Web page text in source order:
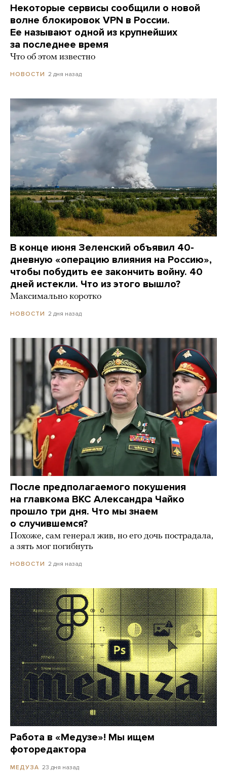
Некоторые сервисы сообщили о новой
волне блокировок VPN в России.
Ее называют одной из крупнейших
за последнее время
Что об этом известно
НОВОСТИ 2 дня назад
В конце июня Зеленский объявил 40-
дневную «операцию влияния на Россию»,
чтобы побудить ее закончить войну. 40
дней истекли. Что из этого вышло?
Максимально коротко
НОВОСТИ 2 дня назад
После предполагаемого покушения
на главкома ВКС Александра Чайко
прошло три дня. Что мы знаем
о случившемся?
Похоже, сам генерал жив, но его дочь пострадала,
а зять мог погибнуть
НОВОСТИ 2 дня назад
Работа в «Медузе»! Мы ищем
фоторедактора
МЕДУЗА 23 дня назад